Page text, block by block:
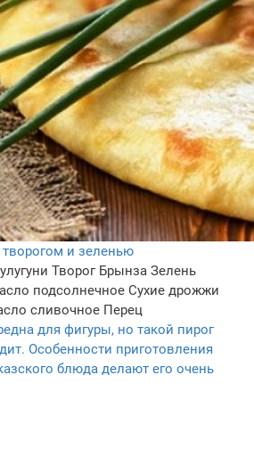
и зеленью
Творог Брынза Зелень
подсолнечное Сухие дрожжи
сливочное Перец
для фигуры, но такой пирог
Особенности приготовления
блюда делают его очень